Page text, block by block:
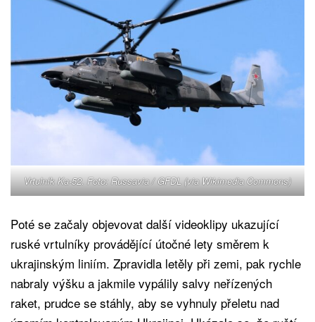
Vrtulník Ka-52. Foto: Russavia /GFDL(via Wikimedia Commons)
Poté se začaly objevovat další videoklipy ukazující
ruské vrtulníky provádějící útočné lety směrem k
ukrajinským liniím. Zpravidla letěly při zemi, pak rychle
nabraly výšku a jakmile vypálily salvy neřízených
raket, prudce se stáhly, aby se vyhnuly přeletu nad